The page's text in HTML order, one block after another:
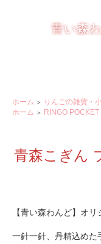
青い森
ホーム ＞ りんごの雑貨・
ホーム ＞ RINGO POCKET
青森こぎん
【青い森わんど】オリ
一針一針、丹精込めた